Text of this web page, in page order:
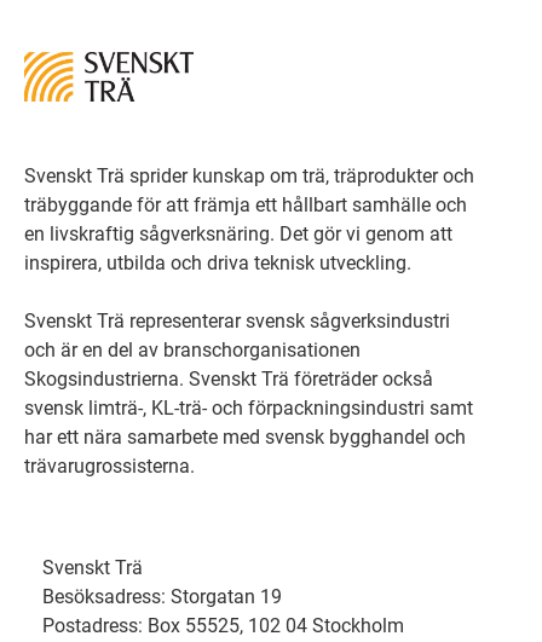
Svenskt Trä sprider kunskap om trä, träprodukter och
träbyggande för att främja ett hållbart samhälle och
en livskraftig sågverksnäring. Det gör vi genom att
inspirera, utbilda och driva teknisk utveckling.
Svenskt Trä representerar svensk sågverksindustri
och är en del av branschorganisationen
Skogsindustrierna. Svenskt Trä företräder också
svensk limträ-, KL-trä- och förpackningsindustri samt
har ett nära samarbete med svensk bygghandel och
trävarugrossisterna.
Svenskt Trä
Besöksadress: Storgatan 19
Postadress: Box 55525, 102 04 Stockholm